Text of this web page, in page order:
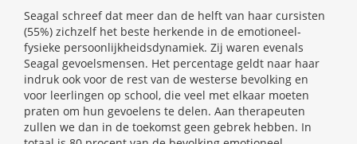
Seagal schreef dat meer dan de helft van haar cursisten
(55%) zichzelf het beste herkende in de emotioneel-
fysieke persoonlijkheidsdynamiek. Zij waren evenals
Seagal gevoelsmensen. Het percentage geldt naar haar
indruk ook voor de rest van de westerse bevolking en
voor leerlingen op school, die veel met elkaar moeten
praten om hun gevoelens te delen. Aan therapeuten
zullen we dan in de toekomst geen gebrek hebben. In